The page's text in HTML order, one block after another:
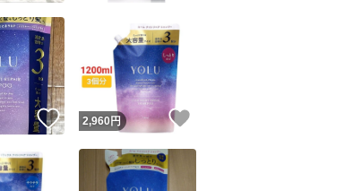
いいね！
2,960 円